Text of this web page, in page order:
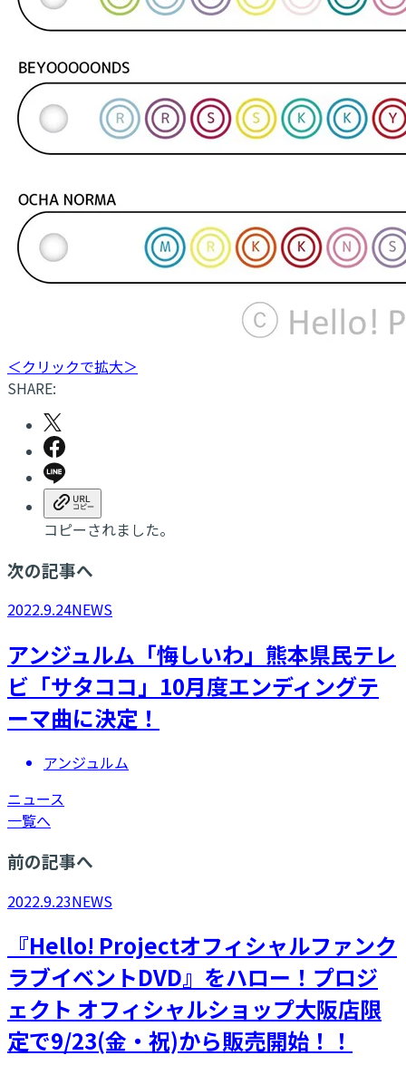
＜クリックで拡大＞
SHARE:
コピーされました。
次の記事へ
2022.9.24NEWS
アンジュルム「悔しいわ」熊本県民テレ
ビ「サタココ」10月度エンディングテ
ーマ曲に決定！
アンジュルム
ニュース
一覧へ
前の記事へ
2022.9.23NEWS
『Hello! Projectオフィシャルファンク
ラブイベントDVD』をハロー！プロジ
ェクト オフィシャルショップ大阪店限
定で9/23(金・祝)から販売開始！！